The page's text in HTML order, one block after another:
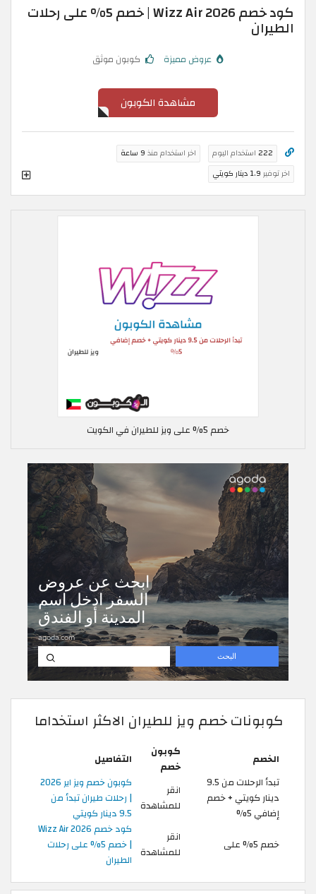
كود خصم Wizz Air 2026 | خصم 5% على رحلات
الطيران
عروض مميزة كوبون موثق
مشاهدة الكوبون
222 استخدام اليوم اخر استخدام منذ 9 ساعة
اخر توفير 1.9 دينار كويتي
خصم 5% على ويز للطيران في الكويت
كوبونات خصم ويز للطيران الاكثر استخداما
الخصم
كوبون
خصم
التفاصيل
تبدأ الرحلات من 9.5
دينار كويتي + خصم
إضافي 5%
انقر
للمشاهدة
كوبون خصم ويز اير 2026
| رحلات طيران تبدأ من
9.5 دينار كويتي
خصم 5% على
انقر
للمشاهدة
كود خصم Wizz Air 2026
| خصم 5% على رحلات
الطيران